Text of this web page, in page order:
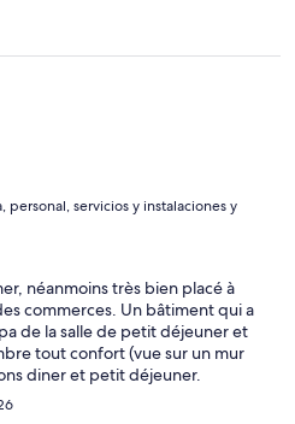
personal, servicios y instalaciones y
néanmoins très bien placé à
commerces. Un bâtiment qui a
de la salle de petit déjeuner et
tout confort (vue sur un mur
diner et petit déjeuner.